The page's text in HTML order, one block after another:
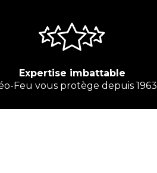
Expertise imbattable
Feu vous protège depuis 1963